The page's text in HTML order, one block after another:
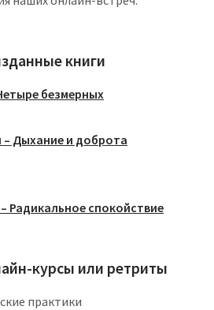
книги
безмерных
Дыхание и доброта
Радикальное спокойствие
курсы или ретриты
практики